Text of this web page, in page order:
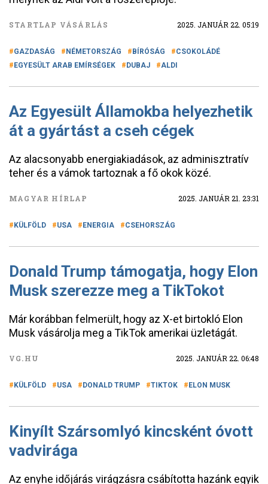
STARTLAP VÁSÁRLÁS 2025. JANUÁR 22. 05:19
GAZDASÁG NÉMETORSZÁG BÍRÓSÁG
CSOKOLÁDÉ
EGYESÜLT ARAB EMÍRSÉGEK
DUBAJ ALDI
Az Egyesült Államokba helyezhetik
át a gyártást a cseh cégek
Az alacsonyabb energiakiadások, az adminisztratív
teher és a vámok tartoznak a fő okok közé.
MAGYAR HÍRLAP 2025. JANUÁR 21. 23:31
KÜLFÖLD USA ENERGIA CSEHORSZÁG
Donald Trump támogatja, hogy Elon
Musk szerezze meg a TikTokot
Már korábban felmerült, hogy az X-et birtokló Elon
Musk vásárolja meg a TikTok amerikai üzletágát.
VG.HU 2025. JANUÁR 22. 06:48
KÜLFÖLD USA DONALD TRUMP TIKTOK ELON MUSK
Kinyílt Szársomlyó kincsként óvott
vadvirága
Az enyhe időjárás virágzásra csábította hazánk egyik